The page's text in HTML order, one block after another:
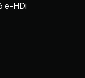
e-HDi